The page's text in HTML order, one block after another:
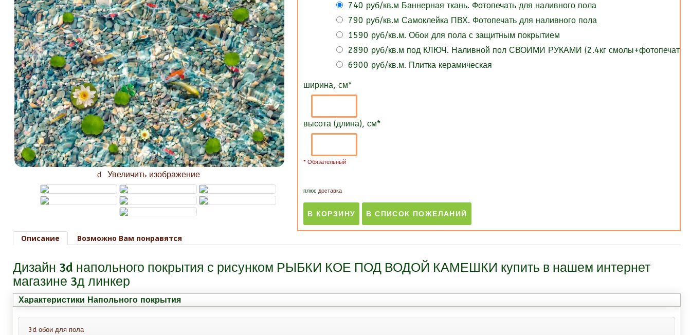
Увеличить изображение
740 руб/кв.м Баннерная ткань. Фотопечать для наливного пола
790 руб/кв.м Самоклейка ПВХ. Фотопечать для наливного пола
1590 руб/кв.м. Обои для пола с защитным покрытием
2890 руб/кв.м под КЛЮЧ. Наливной пол СВОИМИ РУКАМИ (2.4кг смолы+фотопечать)
6900 руб/кв.м. Плитка керамическая
ширина, см*
высота (длина), см*
* Обязательный
плюс доставка
Описание Возможно Вам понравятся
Дизайн 3d напольного покрытия с рисунком РЫБКИ КОЕ ПОД ВОДОЙ КАМЕШКИ купить в нашем интернет
магазине 3д линкер
Характеристики Напольного покрытия
3d обои для пола